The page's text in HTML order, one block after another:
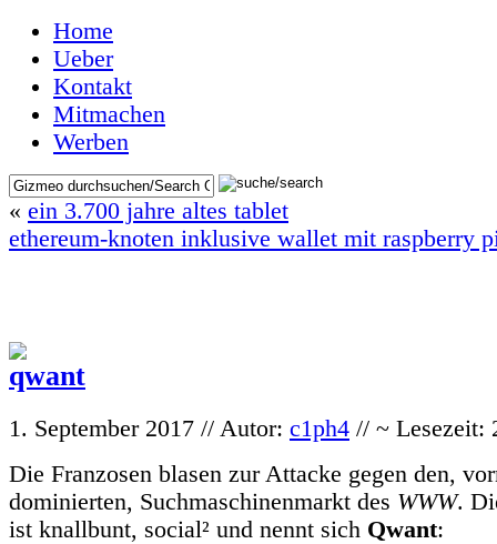
Home
Ueber
Kontakt
Mitmachen
Werben
« ein 3.700 jahre altes tablet
ethereum-knoten inklusive wallet mit raspberry
1. September 2017 // Autor: c1ph4 // ~ Lesezeit:
Die Franzosen blasen zur Attacke gegen den,
dominierten, Suchmaschinenmarkt des WWW.
ist knallbunt, social² und nennt sich Qwant: